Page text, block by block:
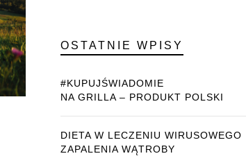
OSTATNIE WPISY
#KUPUJŚWIADOMIE
NA GRILLA – PRODUKT POLSKI
DIETA W LECZENIU WIRUSOWEGO
ZAPALENIA WĄTROBY